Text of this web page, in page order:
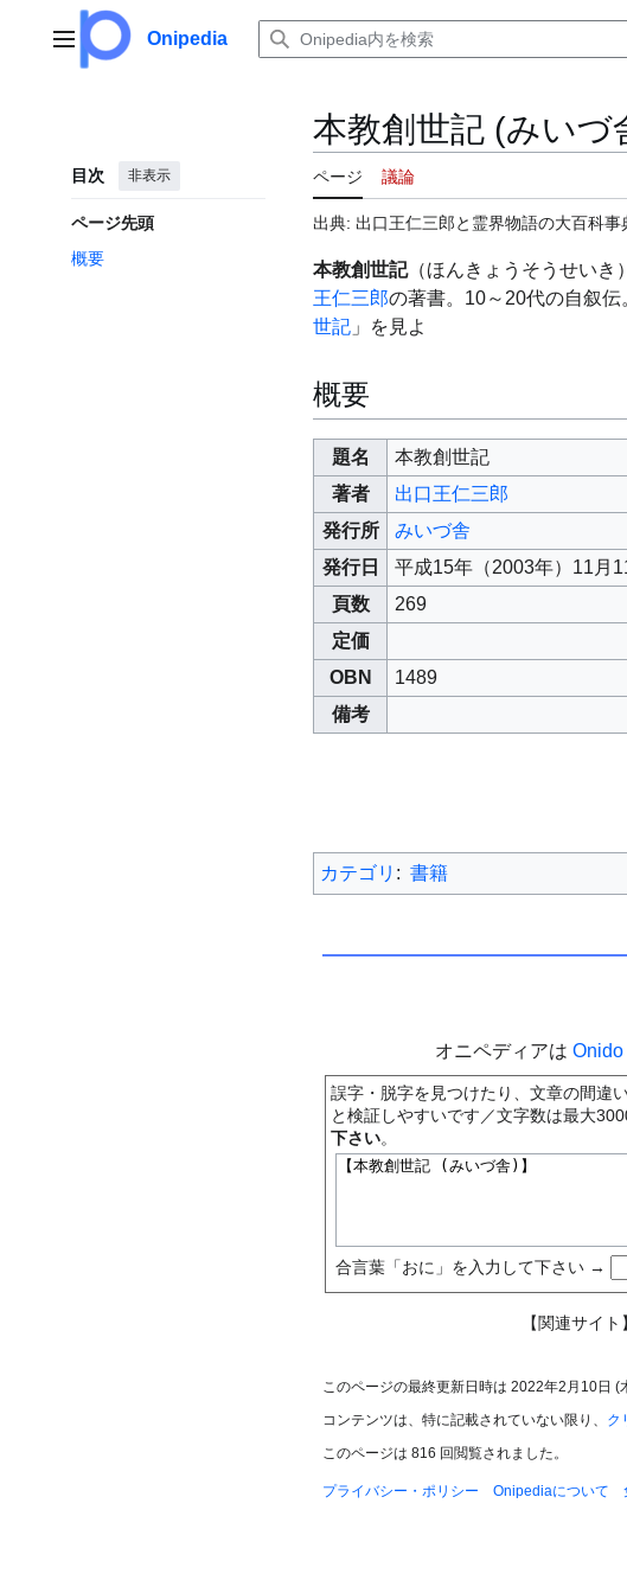
メインメニューOnipedia
目次 非表示
ページ先頭
概要
本教創世記 (みいづ
ページ 議論
出典: 出口王仁三郎と霊界物語の大百科事
本教創世記（ほんきょうそうせいき
王仁三郎の著書。10～20代の自叙
世記 」を見よ
概要
題名
本教創世記
著者
出口王仁三郎
発行所
みいづ舎
発行日
平成15年（2003年）11月
頁数
269
定価
OBN
1489
備考
カテゴリ : 書籍
オニペディアは Onido
誤字・脱字を見つけたり、文章の間違
と検証しやすいです／文字数は最大
下さい。
合言葉「おに」を入力して下さい →
【関連サイト
このページの最終更新日時は 2022年2月10日 (
コンテンツは、特に記載されていない限り、 ク
このページは 816 回閲覧されました。
プライバシー・ポリシー Onipediaについて